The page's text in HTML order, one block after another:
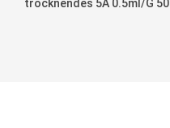
trocknendes 5A 0.5ml/G